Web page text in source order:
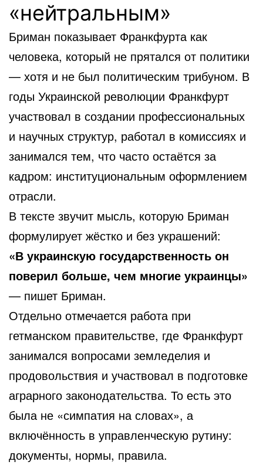
«нейтральным»
Бриман показывает Франкфурта как
человека, который не прятался от политики
— хотя и не был политическим трибуном. В
годы Украинской революции Франкфурт
участвовал в создании профессиональных
и научных структур, работал в комиссиях и
занимался тем, что часто остаётся за
кадром: институциональным оформлением
отрасли.
В тексте звучит мысль, которую Бриман
формулирует жёстко и без украшений:
«В украинскую государственность он
поверил больше, чем многие украинцы»
— пишет Бриман.
Отдельно отмечается работа при
гетманском правительстве, где Франкфурт
занимался вопросами земледелия и
продовольствия и участвовал в подготовке
аграрного законодательства. То есть это
была не «симпатия на словах», а
включённость в управленческую рутину:
документы, нормы, правила.